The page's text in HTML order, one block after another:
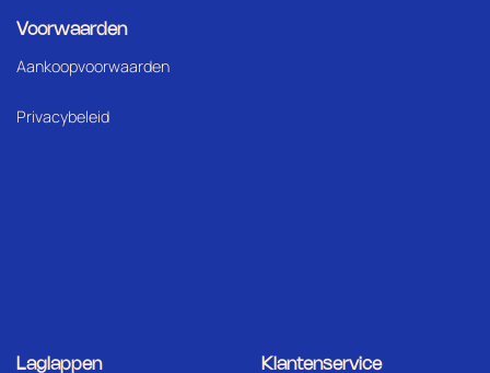
Voorwaarden
Aankoopvoorwaarden
Privacybeleid
Laglappen Klantenservice